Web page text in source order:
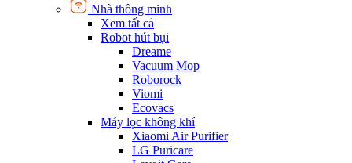
Nhà thông minh
Xem tất cả
Robot hút bụi
Dreame
Vacuum Mop
Roborock
Viomi
Ecovacs
Máy lọc không khí
Xiaomi Air Purifier
LG Puricare